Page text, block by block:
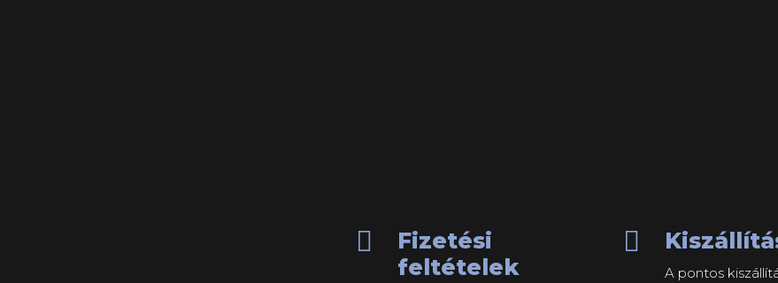

Fizetési
feltételek

A pontos